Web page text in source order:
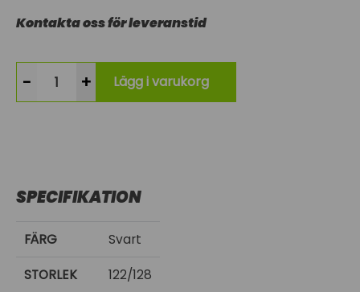
Kontakta oss för leveranstid
- + Lägg i varukorg
SPECIFIKATION
FÄRG Svart
STORLEK 122/128